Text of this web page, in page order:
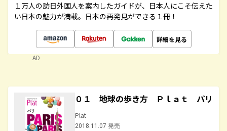
１万人の訪日外国人を案内したガイドが、日本人にこそ伝えた
い日本の魅力が満載。日本の再発見ができる１冊！
詳細を見る
AD
０１ 地球の歩き方 Ｐｌａｔ パリ
Plat
2018.11.07 発売